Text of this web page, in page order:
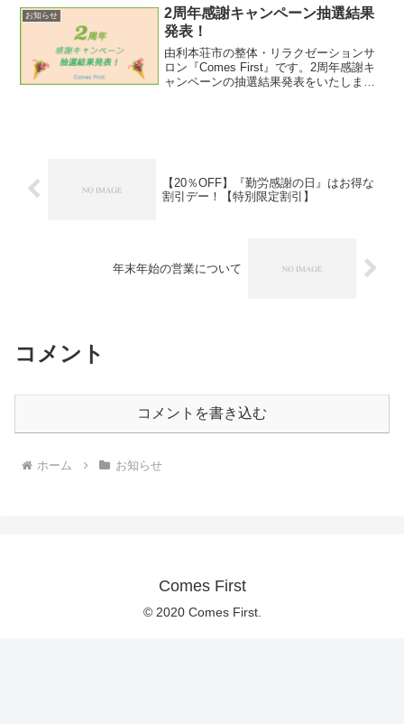
本荘郵便局から徒歩30秒の場所です。ぜ
ひお気軽にご来店ください。
お知らせ
2周年感謝キャンペーン抽選結果
発表！
由利本荘市の整体・リラクゼーションサ
ロン『Comes First』です。2周年感謝キ
ャンペーンの抽選結果発表をいたしま
【20％OFF】『勤労感謝の日』はお得な
割引デー！【特別限定割引】
年末年始の営業について
コメント
コメントを書き込む
ホーム お知らせ
Comes First
© 2020 Comes First.